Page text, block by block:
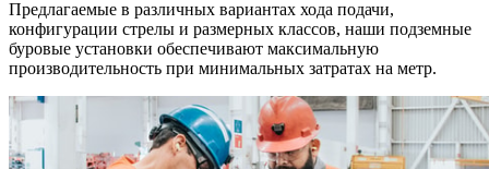
Предлагаемые в различных вариантах хода подачи,
конфигурации стрелы и размерных классов, наши подземные
буровые установки обеспечивают максимальную
производительность при минимальных затратах на метр.